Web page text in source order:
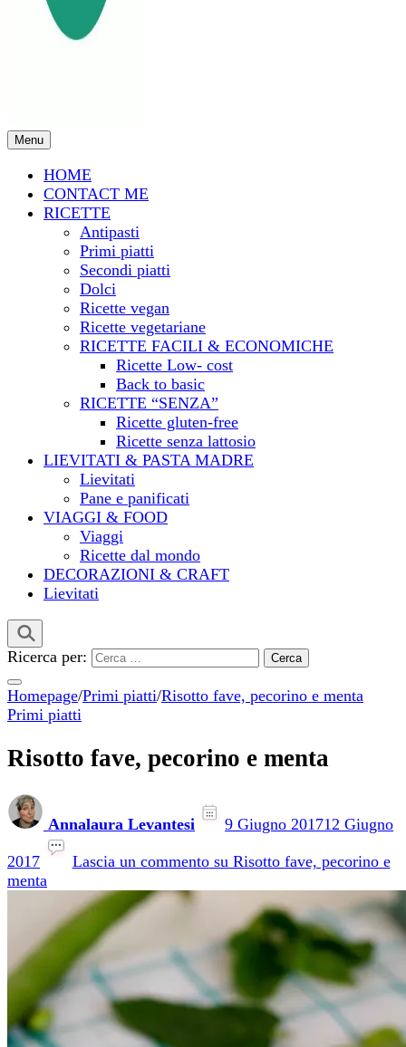
Menu
HOME
CONTACT ME
RICETTE
Antipasti
Primi piatti
Secondi piatti
Dolci
Ricette vegan
Ricette vegetariane
RICETTE FACILI & ECONOMICHE
Ricette Low- cost
Back to basic
RICETTE “SENZA”
Ricette gluten-free
Ricette senza lattosio
LIEVITATI & PASTA MADRE
Lievitati
Pane e panificati
VIAGGI & FOOD
Viaggi
Ricette dal mondo
DECORAZIONI & CRAFT
Lievitati
Ricerca per:
Homepage/Primi piatti/Risotto fave, pecorino e menta
Primi piatti
Risotto fave, pecorino e menta
Annalaura Levantesi 9 Giugno 201712 Giugno
2017 Lascia un commentosu Risotto fave, pecorino e
menta